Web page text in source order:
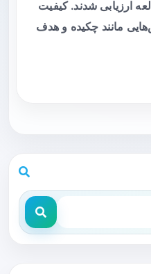
انجام شد؛ ۱۴۷ مطالعه ارزیابی شدند. کیفیت
مانند چکیده و هدف